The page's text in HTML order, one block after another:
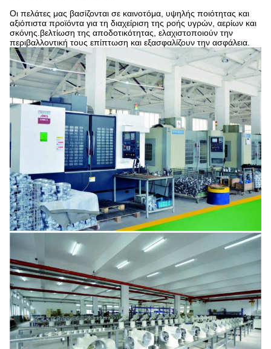
Οι πελάτες μας βασίζονται σε καινοτόμα, υψηλής ποιότητας και
αξιόπιστα προϊόντα για τη διαχείριση της ροής υγρών, αερίων και
σκόνης.βελτίωση της αποδοτικότητας, ελαχιστοποιούν την
περιβαλλοντική τους επίπτωση και εξασφαλίζουν την ασφάλεια.